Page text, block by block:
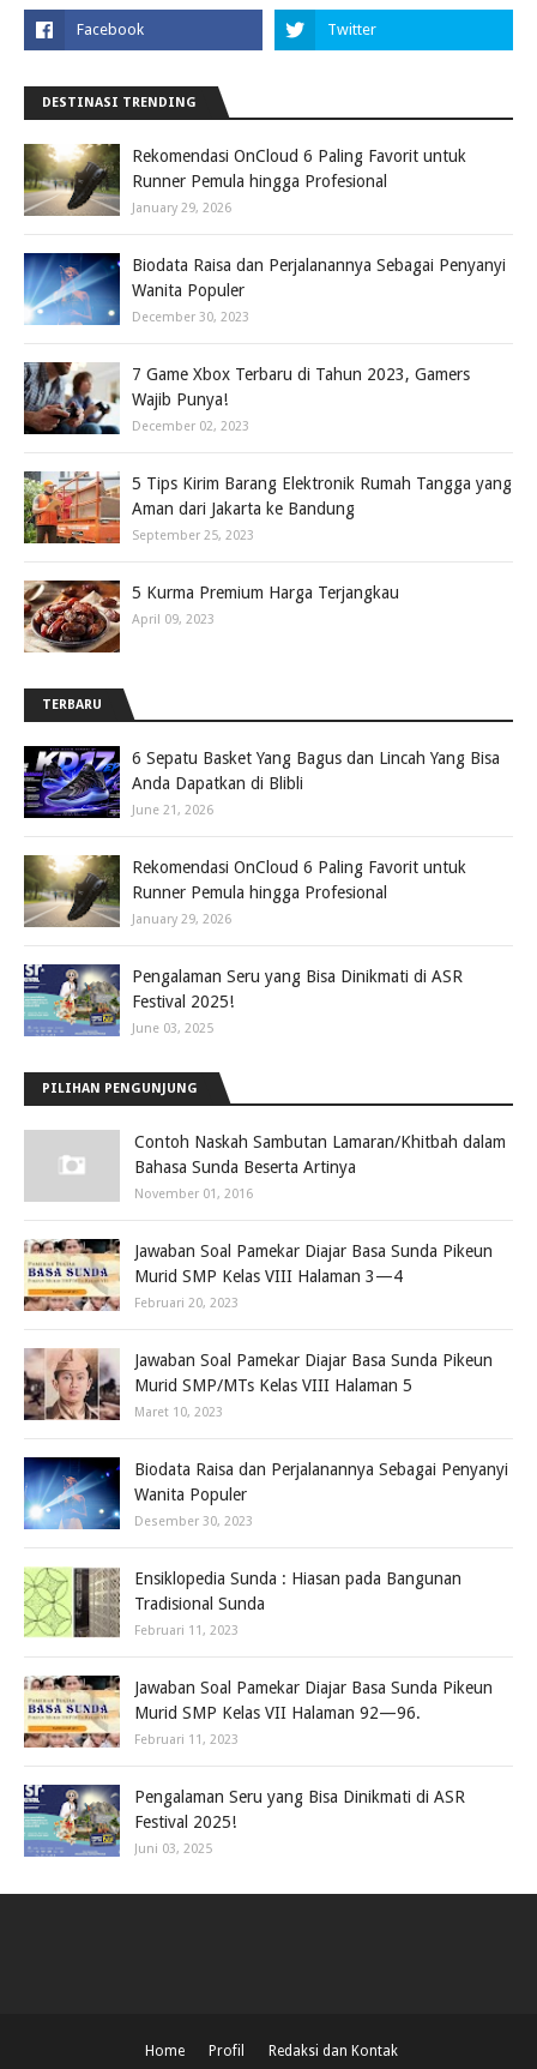
DESTINASI TRENDING
Rekomendasi OnCloud 6 Paling Favorit untuk
Runner Pemula hingga Profesional
January 29, 2026
Biodata Raisa dan Perjalanannya Sebagai Penyanyi
Wanita Populer
December 30, 2023
7 Game Xbox Terbaru di Tahun 2023, Gamers
Wajib Punya!
December 02, 2023
5 Tips Kirim Barang Elektronik Rumah Tangga yang
Aman dari Jakarta ke Bandung
September 25, 2023
5 Kurma Premium Harga Terjangkau
April 09, 2023
TERBARU
6 Sepatu Basket Yang Bagus dan Lincah Yang Bisa
Anda Dapatkan di Blibli
June 21, 2026
Rekomendasi OnCloud 6 Paling Favorit untuk
Runner Pemula hingga Profesional
January 29, 2026
Pengalaman Seru yang Bisa Dinikmati di ASR
Festival 2025!
June 03, 2025
PILIHAN PENGUNJUNG
Contoh Naskah Sambutan Lamaran/Khitbah dalam
Bahasa Sunda Beserta Artinya
November 01, 2016
Jawaban Soal Pamekar Diajar Basa Sunda Pikeun
Murid SMP Kelas VIII Halaman 3—4
Februari 20, 2023
Jawaban Soal Pamekar Diajar Basa Sunda Pikeun
Murid SMP/MTs Kelas VIII Halaman 5
Maret 10, 2023
Biodata Raisa dan Perjalanannya Sebagai Penyanyi
Wanita Populer
Desember 30, 2023
Ensiklopedia Sunda : Hiasan pada Bangunan
Tradisional Sunda
Februari 11, 2023
Jawaban Soal Pamekar Diajar Basa Sunda Pikeun
Murid SMP Kelas VII Halaman 92—96.
Februari 11, 2023
Pengalaman Seru yang Bisa Dinikmati di ASR
Festival 2025!
Juni 03, 2025
Home Profil Redaksi dan Kontak